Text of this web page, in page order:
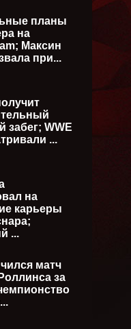
планы
на
Максин
при...
забег; WWE
...
на
карьеры
...
матч
за